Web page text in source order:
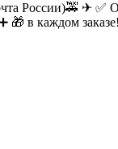
России)🚕 ✈
🎁 в каждом заказе!